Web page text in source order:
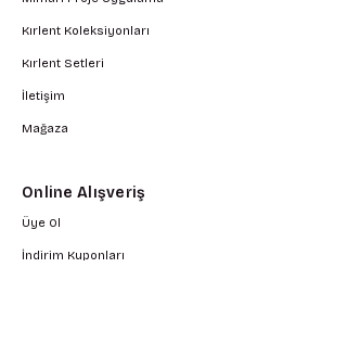
Kırlent Koleksiyonları
Kırlent Setleri
İletişim
Mağaza
Online Alışveriş
Üye Ol
İndirim Kuponları